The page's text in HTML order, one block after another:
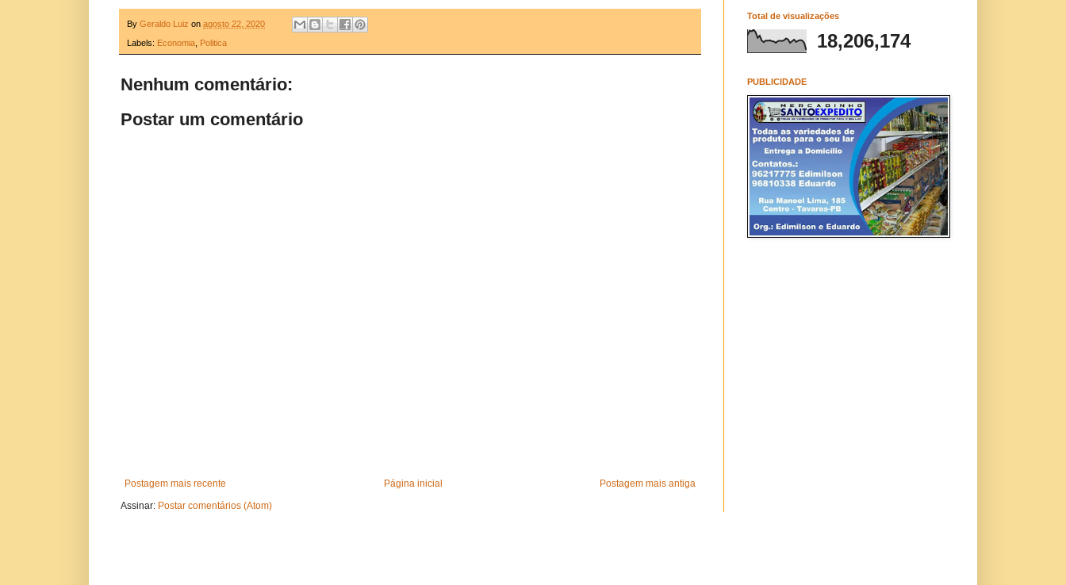
By Geraldo Luiz on agosto 22, 2020
Labels: Economia Politica
Nenhum comentário:
Postar um comentário
Postagem mais recente Postagem mais antiga
Página inicial
Assinar: Postar comentários (Atom)
Total de visualizações
18,206,174
PUBLICIDADE